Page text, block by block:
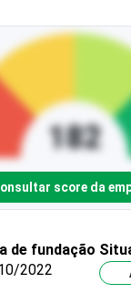
score da
de fundação
2022